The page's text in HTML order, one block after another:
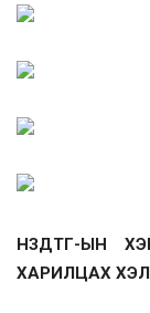
НЗДТГ-ЫН
ХАРИЛЦАХ